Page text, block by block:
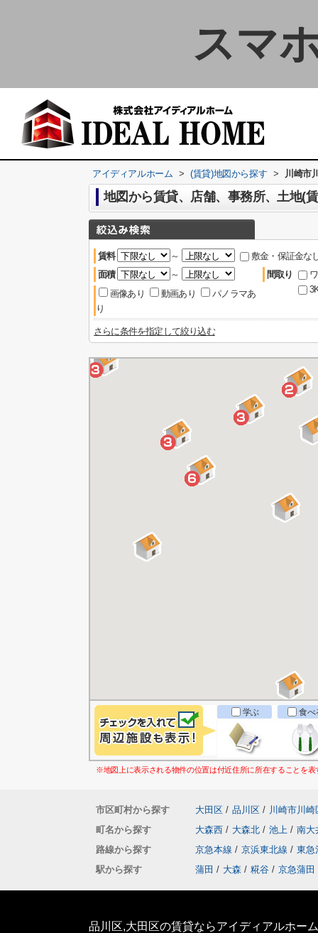
スマ
アイディアルホーム > (賃貸)地図から探す > 川崎市
地図から賃貸、店舗、事務所、土地(
賃料 ～
敷金・保証金な
面積
～
画像あり
動画あり
パノラマあ
り
間取り
さらに条件を指定して絞り込む
学ぶ 食べ
※地図上に表示される物件の位置は付近住所に所在することを
市区町村から探す 大田区 / 品川区 / 川崎市川崎
町名から探す
大森西 / 大森北 / 池上 / 南
路線から探す
京急本線 / 京浜東北線 / 東
駅から探す
蒲田 / 大森 / 糀谷 / 京急蒲田
品川区,大田区の賃貸ならアイディアルホーム